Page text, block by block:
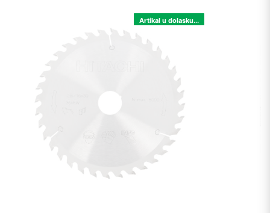
Artikal u dolasku...